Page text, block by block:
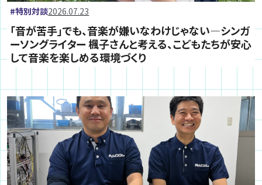
特別対談2026.07.23
「音が苦手」でも、音楽が嫌いなわけじゃない―シンガ
ーソングライター 楓子さんと考える、こどもたちが安心
して音楽を楽しめる環境づくり